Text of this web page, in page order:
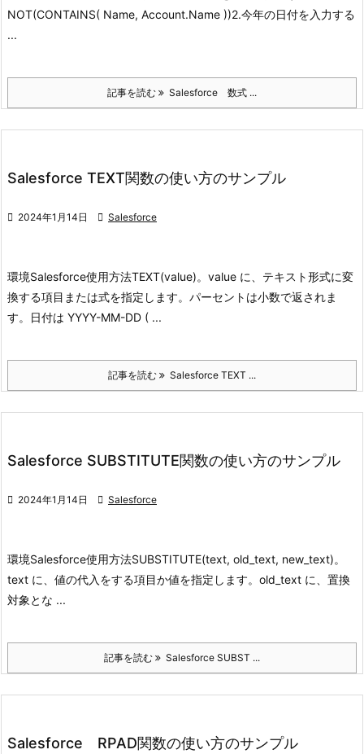
NOT(CONTAINS( Name, Account.Name ))2.今年の日付を入力する
...
記事を読む Salesforce 数式 ...
Salesforce TEXT関数の使い方のサンプル
 2024年1月14日  Salesforce
環境Salesforce使用方法TEXT(value)。value に、テキスト形式に変
換する項目または式を指定します。 パーセントは小数で返されま
す。
日付は YYYY-MM-DD ( ...
記事を読む Salesforce TEXT ...
Salesforce SUBSTITUTE関数の使い方のサンプル
 2024年1月14日  Salesforce
環境Salesforce使用方法SUBSTITUTE(text, old_text, new_text)。
text に、値の代入をする項目か値を指定します。old_text に、置換
対象とな ...
記事を読む Salesforce SUBST ...
Salesforce RPAD関数の使い方のサンプル